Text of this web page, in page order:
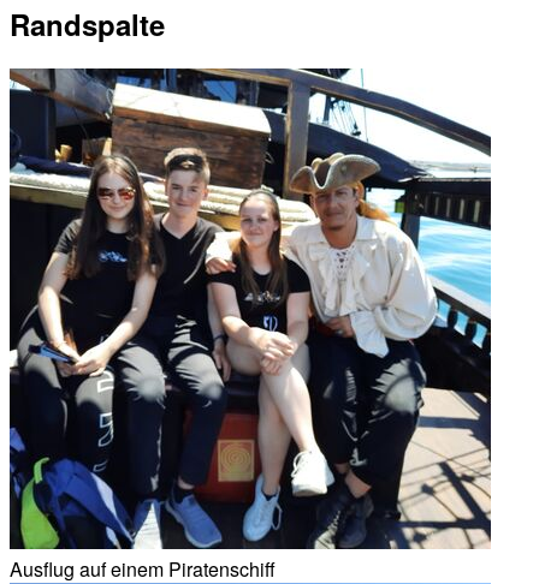
Randspalte
Ausflug auf einem Piratenschiff